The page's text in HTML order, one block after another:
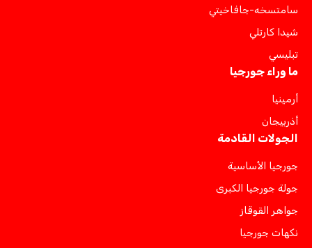
سامتسخه-جافاخيتي
شيدا كارتلي
تبليسي
ما وراء جورجيا
أرمينيا
أذربيجان
الجولات القادمة
جورجيا الأساسية
جولة جورجيا الكبرى
جواهر القوقاز
نكهات جورجيا